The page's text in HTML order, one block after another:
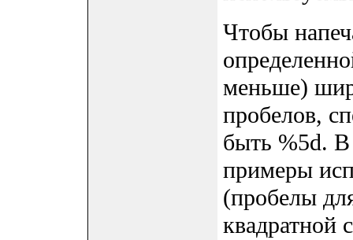
Чтобы
меньше)
пробелов,
быть %5d. В
примеры
(пробелы
квадратной